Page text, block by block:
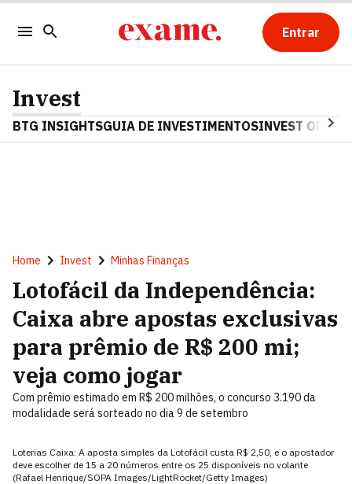
Entrar
Invest
BTG INSIGHTSGUIA DE INVESTIMENTOSINVEST OPINA
Home Invest Minhas Finanças
Lotofácil da Independência:
Caixa abre apostas exclusivas
para prêmio de R$ 200 mi;
veja como jogar
Com prêmio estimado em R$ 200 milhões, o concurso 3.190 da
modalidade será sorteado no dia 9 de setembro
Loterias Caixa: A aposta simples da Lotofácil custa R$ 2,50, e o apostador
deve escolher de 15 a 20 números entre os 25 disponíveis no volante
(Rafael Henrique/SOPA Images/LightRocket/Getty Images)